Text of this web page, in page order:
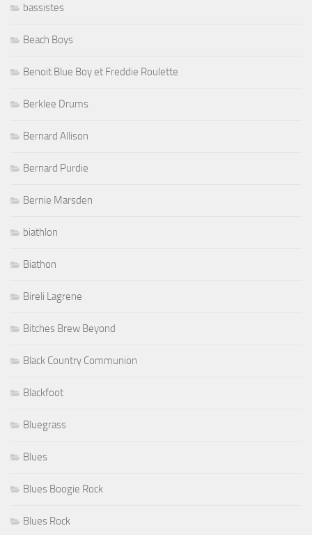
bassistes
Beach Boys
Benoit Blue Boy et Freddie Roulette
Berklee Drums
Bernard Allison
Bernard Purdie
Bernie Marsden
biathlon
Biathon
Bireli Lagrene
Bitches Brew Beyond
Black Country Communion
Blackfoot
Bluegrass
Blues
Blues Boogie Rock
Blues Rock